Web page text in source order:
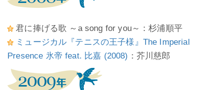
君に捧げる歌 ～a song for you～：杉浦順平
ミュージカル『テニスの王子様』The Imperial
Presence 氷帝 feat. 比嘉 (2008) ：芥川慈郎